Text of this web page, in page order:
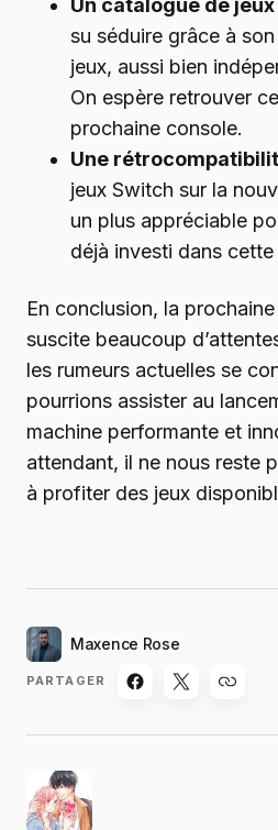
Un catalogue de
su séduire grâce à
jeux, aussi bien
On espère retrouver
prochaine console.
Une
jeux Switch sur la
un plus appréciable
déjà investi dans cette
En conclusion, la
suscite beaucoup
les rumeurs actuelles se
pourrions assister au
machine performante et
attendant, il ne nous reste
à profiter des jeux
Maxence Rose
PARTAGER